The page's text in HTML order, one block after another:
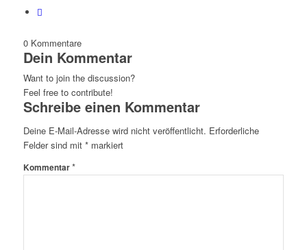
0 Kommentare
Dein Kommentar
Want to join the discussion?
Feel free to contribute!
Schreibe einen Kommentar
Deine E-Mail-Adresse wird nicht veröffentlicht. Erforderliche
Felder sind mit *markiert
Kommentar*